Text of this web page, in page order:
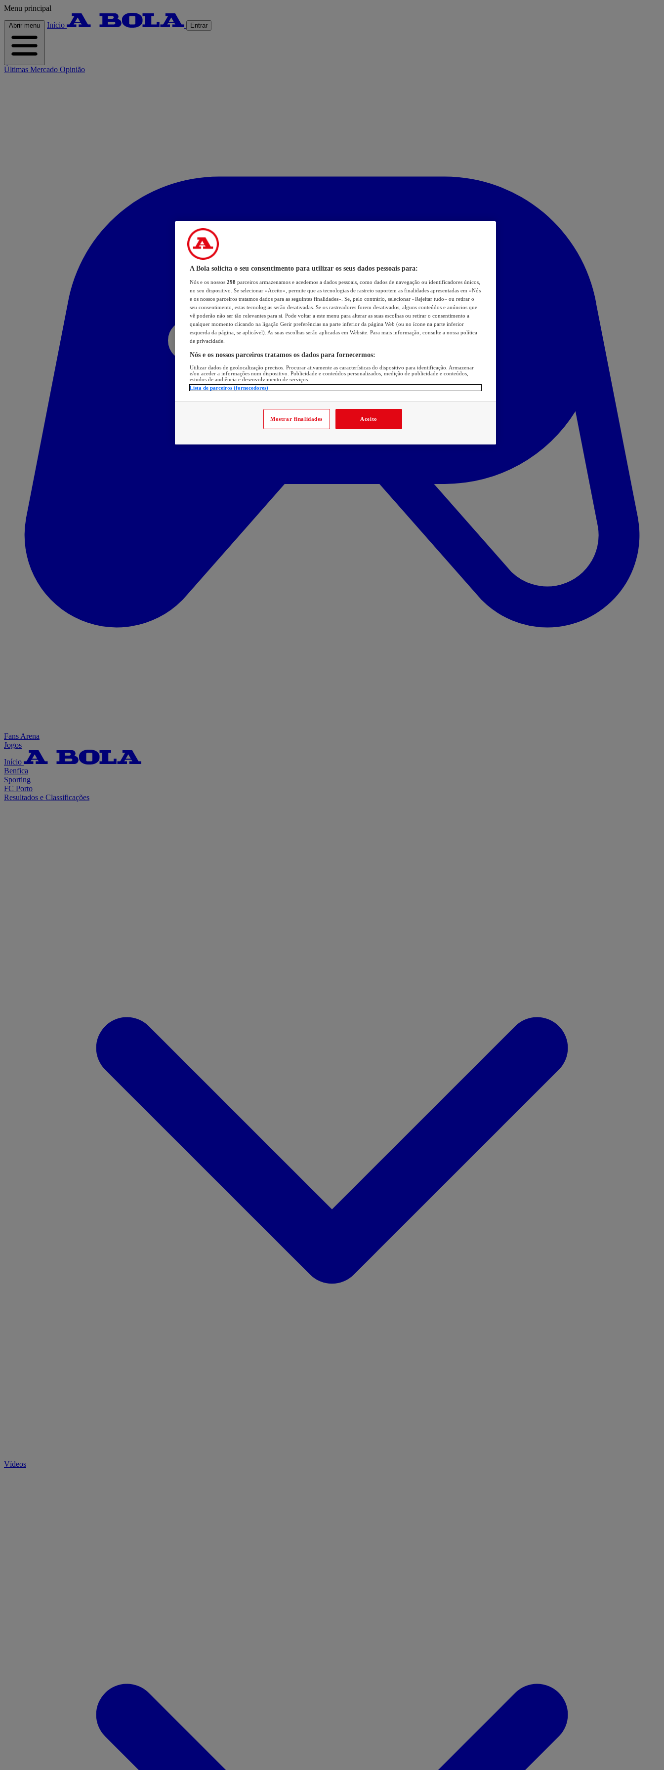
Menu principal
Abrir menu Início Entrar
Últimas Mercado Opinião
Fans Arena
Jogos
Início
Benfica
Sporting
FC Porto
Resultados e Classificações
Vídeos
A Bola solicita o seu consentimento para utilizar os seus dados pessoais para:
Nós e os nossos 298 parceiros armazenamos e acedemos a dados pessoais, como dados de navegação ou identificadores únicos,
no seu dispositivo. Se selecionar «Aceito», permite que as tecnologias de rastreio suportem as finalidades apresentadas em «Nós
e os nossos parceiros tratamos dados para as seguintes finalidades». Se, pelo contrário, selecionar «Rejeitar tudo» ou retirar o
seu consentimento, estas tecnologias serão desativadas. Se os rastreadores forem desativados, alguns conteúdos e anúncios que
vê poderão não ser tão relevantes para si. Pode voltar a este menu para alterar as suas escolhas ou retirar o consentimento a
qualquer momento clicando na ligação Gerir preferências na parte inferior da página Web (ou no ícone na parte inferior
esquerda da página, se aplicável). As suas escolhas serão aplicadas em Website. Para mais informação, consulte a nossa política
de privacidade.
Nós e os nossos parceiros tratamos os dados para fornecermos:
Utilizar dados de geolocalização precisos. Procurar ativamente as características do dispositivo para identificação. Armazenar
e/ou aceder a informações num dispositivo. Publicidade e conteúdos personalizados, medição de publicidade e conteúdos,
estudos de audiência e desenvolvimento de serviços.
Lista de parceiros (fornecedores)
Mostrar finalidades Aceito